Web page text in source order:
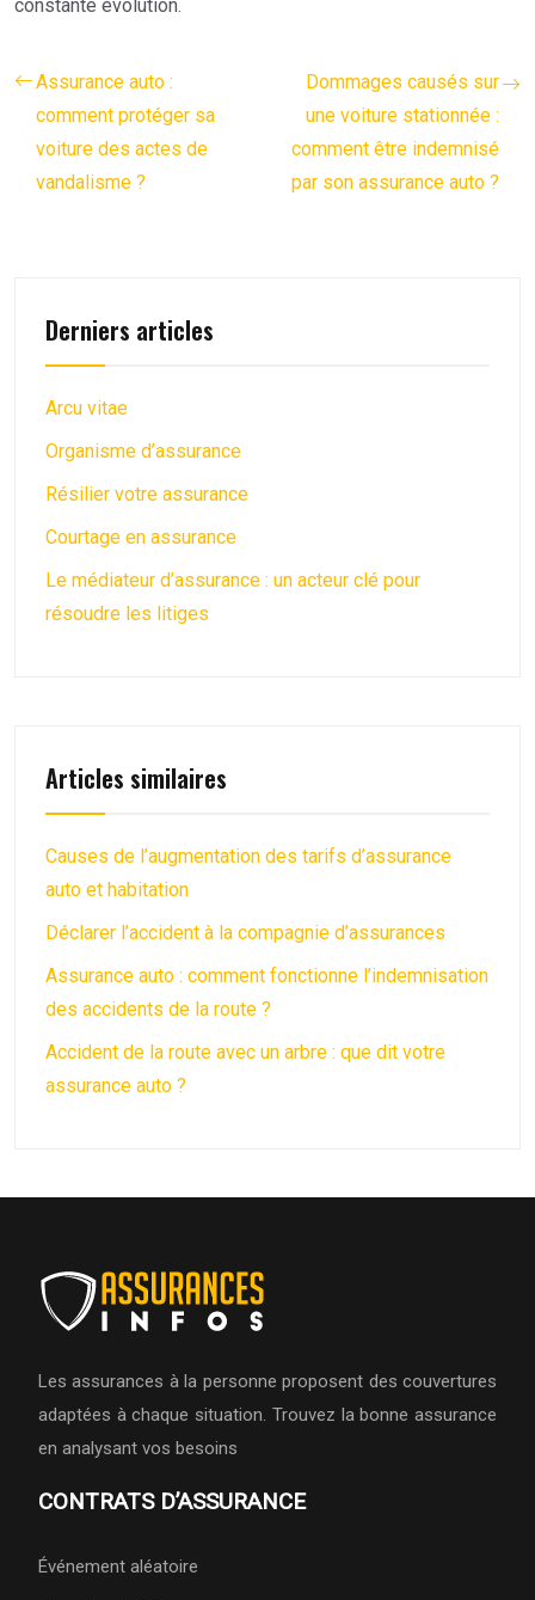
constante évolution.
Assurance auto :
comment protéger sa
voiture des actes de
vandalisme ?
Dommages causés sur
une voiture stationnée :
comment être indemnisé
par son assurance auto ?
Derniers articles
Arcu vitae
Organisme d’assurance
Résilier votre assurance
Courtage en assurance
Le médiateur d’assurance : un acteur clé pour
résoudre les litiges
Articles similaires
Causes de l’augmentation des tarifs d’assurance
auto et habitation
Déclarer l’accident à la compagnie d’assurances
Assurance auto : comment fonctionne l’indemnisation
des accidents de la route ?
Accident de la route avec un arbre : que dit votre
assurance auto ?
Les assurances à la personne proposent des couvertures
adaptées à chaque situation. Trouvez la bonne assurance
en analysant vos besoins
CONTRATS D’ASSURANCE
Événement aléatoire